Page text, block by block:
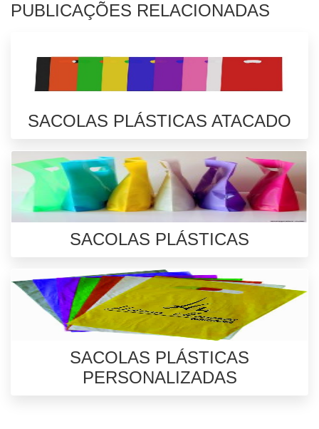
PUBLICAÇÕES RELACIONADAS
SACOLAS PLÁSTICAS ATACADO
SACOLAS PLÁSTICAS
SACOLAS PLÁSTICAS
PERSONALIZADAS